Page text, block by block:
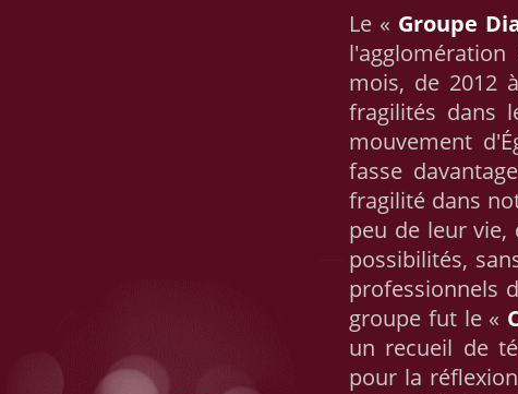
Le « Groupe
mois, de 2012
fragilités dans
mouvement
fasse
fragilité dans
peu de leur vie,
possibilités,
professionnels
groupe fut le «
un recueil de
pour la